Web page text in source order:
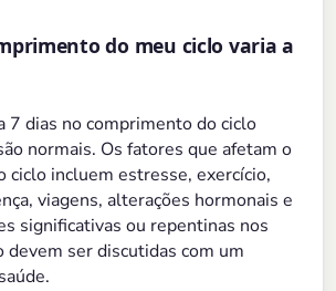
do meu ciclo varia a
7 dias no comprimento do ciclo
normais. Os fatores que afetam o
ciclo incluem estresse, exercício,
viagens, alterações hormonais e
significativas ou repentinas nos
devem ser discutidas com um